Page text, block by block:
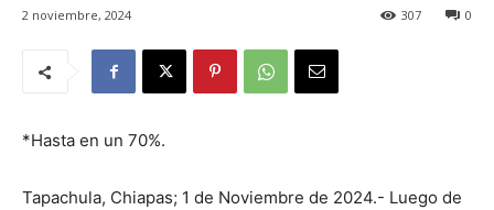
2 noviembre, 2024 0
307
*Hasta en un 70%.
Tapachula, Chiapas; 1 de Noviembre de 2024.- Luego de